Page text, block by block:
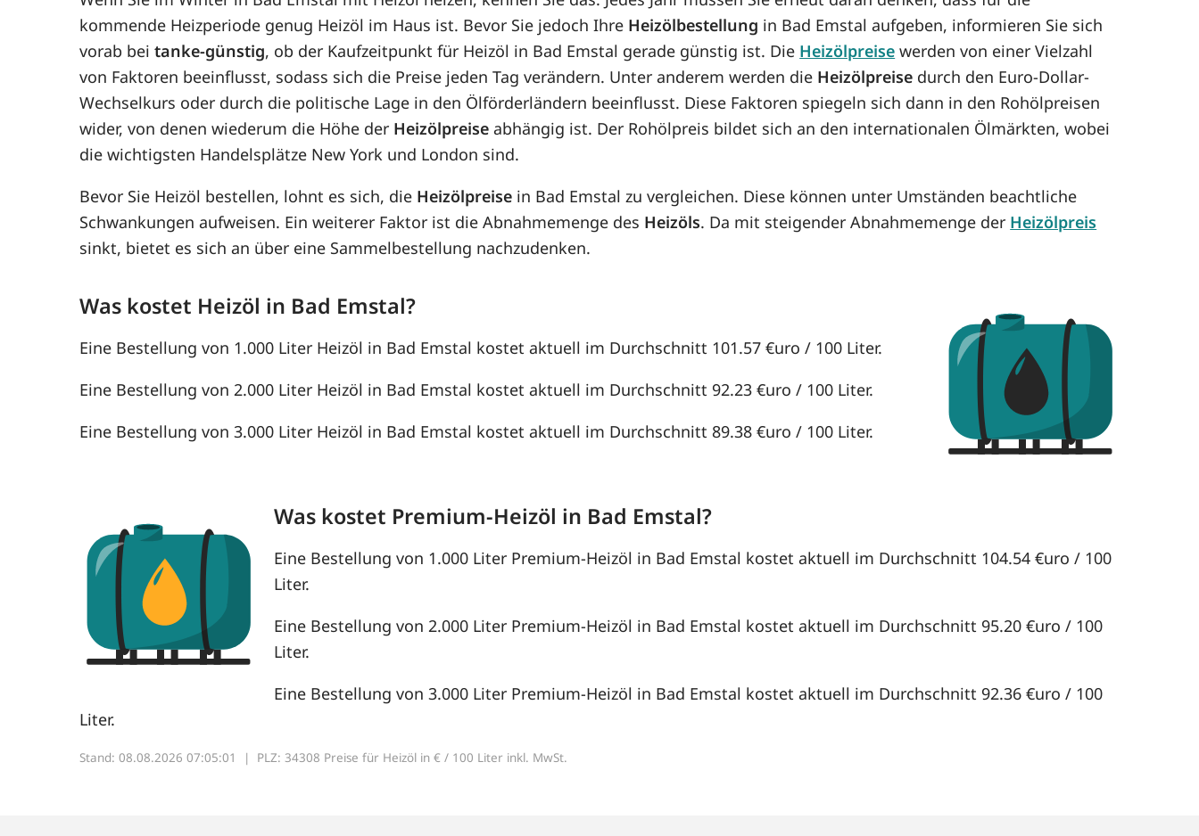
kommende Heizperiode genug Heizöl im Haus ist. Bevor Sie jedoch Ihre Heizölbestellung in Bad Emstal aufgeben, informieren Sie sich
vorab beitanke-günstig, ob der Kaufzeitpunkt für Heizöl in Bad Emstal gerade günstig ist. Die Heizölpreise werden von einer Vielzahl
von Faktoren beeinflusst, sodass sich die Preise jeden Tag verändern. Unter anderem werden die Heizölpreise durch den Euro-Dollar-
Wechselkurs oder durch die politische Lage in den Ölförderländern beeinflusst. Diese Faktoren spiegeln sich dann in den Rohölpreisen
wider, von denen wiederum die Höhe der Heizölpreise abhängig ist. Der Rohölpreis bildet sich an den internationalen Ölmärkten, wobei
die wichtigsten Handelsplätze New York und London sind.
Bevor Sie Heizöl bestellen, lohnt es sich, die Heizölpreise in Bad Emstal zu vergleichen. Diese können unter Umständen beachtliche
Schwankungen aufweisen. Ein weiterer Faktor ist die Abnahmemenge des Heizöls. Da mit steigender Abnahmemenge der Heizölpreis
sinkt, bietet es sich an über eine Sammelbestellung nachzudenken.
Was kostet Heizöl in Bad Emstal?
Eine Bestellung von 1.000 Liter Heizöl in Bad Emstal kostet aktuell im Durchschnitt 101.57 €uro / 100 Liter.
Eine Bestellung von 2.000 Liter Heizöl in Bad Emstal kostet aktuell im Durchschnitt 92.23 €uro / 100 Liter.
Eine Bestellung von 3.000 Liter Heizöl in Bad Emstal kostet aktuell im Durchschnitt 89.38 €uro / 100 Liter.
Was kostet Premium-Heizöl in Bad Emstal?
Eine Bestellung von 1.000 Liter Premium-Heizöl in Bad Emstal kostet aktuell im Durchschnitt 104.54 €uro / 100
Liter.
Eine Bestellung von 2.000 Liter Premium-Heizöl in Bad Emstal kostet aktuell im Durchschnitt 95.20 €uro / 100
Liter.
Eine Bestellung von 3.000 Liter Premium-Heizöl in Bad Emstal kostet aktuell im Durchschnitt 92.36 €uro / 100
Liter.
Stand: 08.08.2026 07:05:01 | PLZ: 34308 Preise für Heizöl in € / 100 Liter inkl. MwSt.